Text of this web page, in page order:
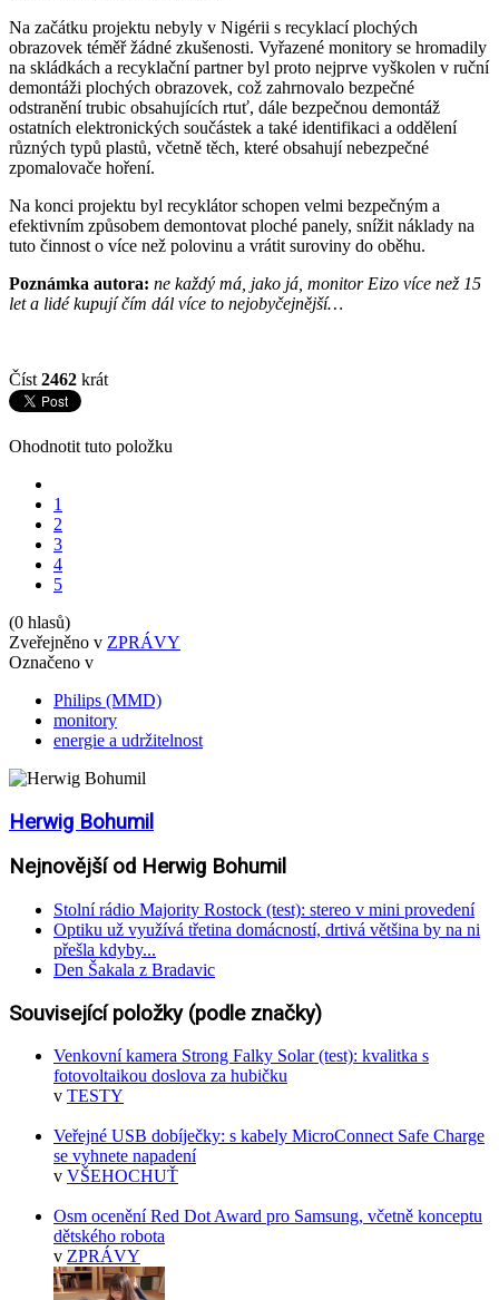
Na začátku projektu nebyly v Nigérii s recyklací plochých
obrazovek téměř žádné zkušenosti. Vyřazené monitory se hromadily
na skládkách a recyklační partner byl proto nejprve vyškolen v ruční
demontáži plochých obrazovek, což zahrnovalo bezpečné
odstranění trubic obsahujících rtuť, dále bezpečnou demontáž
ostatních elektronických součástek a také identifikaci a oddělení
různých typů plastů, včetně těch, které obsahují nebezpečné
zpomalovače hoření.
Na konci projektu byl recyklátor schopen velmi bezpečným a
efektivním způsobem demontovat ploché panely, snížit náklady na
tuto činnost o více než polovinu a vrátit suroviny do oběhu.
Poznámka autora: ne každý má, jako já, monitor Eizo více než 15
let a lidé kupují čím dál více to nejobyčejnější…
Číst 2462 krát
Ohodnotit tuto položku
1
2
3
4
5
(0 hlasů)
Zveřejněno v ZPRÁVY
Označeno v
Philips (MMD)
monitory
energie a udržitelnost
Herwig Bohumil
Nejnovější od Herwig Bohumil
Stolní rádio Majority Rostock (test): stereo v mini provedení
Optiku už využívá třetina domácností, drtivá většina by na ni
přešla kdyby...
Den Šakala z Bradavic
Související položky (podle značky)
Venkovní kamera Strong Falky Solar (test): kvalitka s
fotovoltaikou doslova za hubičku
v TESTY
Veřejné USB dobíječky: s kabely MicroConnect Safe Charge
se vyhnete napadení
v VŠEHOCHUŤ
Osm ocenění Red Dot Award pro Samsung, včetně konceptu
dětského robota
v ZPRÁVY